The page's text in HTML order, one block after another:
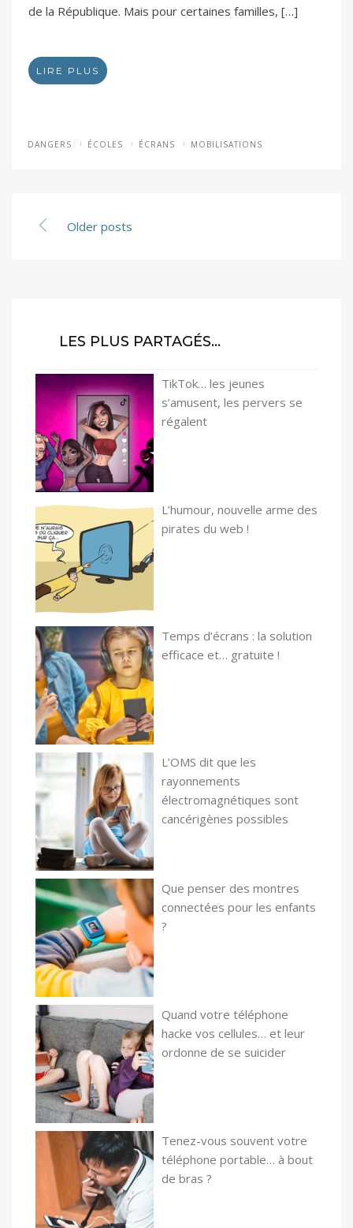
de la République. Mais pour certaines familles, […]
LIRE PLUS
DANGERS ÉCOLES ÉCRANS MOBILISATIONS
Older posts
LES PLUS PARTAGÉS…
TikTok… les jeunes
s’amusent, les pervers se
régalent
L’humour, nouvelle arme des
pirates du web !
Temps d’écrans : la solution
efficace et… gratuite !
L’OMS dit que les
rayonnements
électromagnétiques sont
cancérigènes possibles
Que penser des montres
connectées pour les enfants
?
Quand votre téléphone
hacke vos cellules… et leur
ordonne de se suicider
Tenez-vous souvent votre
téléphone portable… à bout
de bras ?